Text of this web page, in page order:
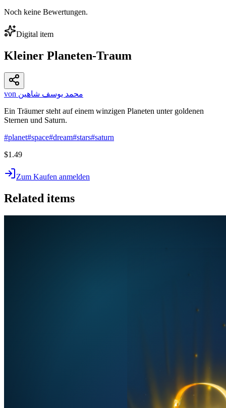
Noch keine Bewertungen.
Digital item
Kleiner Planeten-Traum
von محمد يوسف شاهين
Ein Träumer steht auf einem winzigen Planeten unter goldenen
Sternen und Saturn.
#planet#space#dream#stars#saturn
$1.49
Zum Kaufen anmelden
Related items